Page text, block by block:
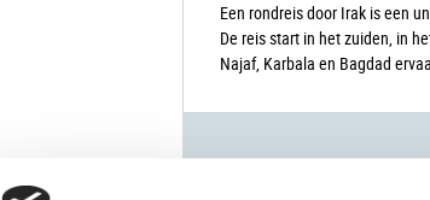
Een rondreis door Irak is een
De reis start in het zuiden, in
Najaf, Karbala en Bagdad